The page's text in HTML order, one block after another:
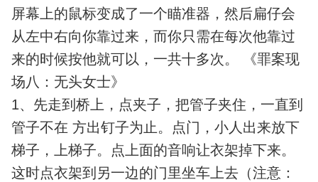
屏幕上的鼠标变成了一个瞄准器，然后扁仔会
从左中右向你靠过来，而你只需在每次他靠过
来的时候按他就可以，一共十多次。 《罪案现
场八：无头女士》
1、先走到桥上，点夹子，把管子夹住，一直到
管子不在 方出钉子为止。点门，小人出来放下
梯子，上梯子。点上面的音响让衣架掉下来。
这时点衣架到另一边的门里坐车上去（注意：